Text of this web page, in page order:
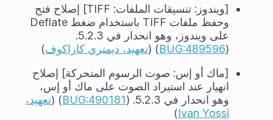
[ويندوز: تنسيقات الملفات: TIFF] إصلاح فتح
وحفظ ملفات TIFF باستخدام ضغط Deflate
على ويندوز، وهو انحدار في 5.2.3.
(
BUG:489596
) (تعهيد، ديمتري كازاكوف)
[ماك أو إس: صوت الرسوم المتحركة] إصلاح
انهيار عند استيراد الصوت على ماك أو إس،
وهو انحدار في 5.2.3. (
BUG:490181
) (تعهيد،
Ivan Yossi
)